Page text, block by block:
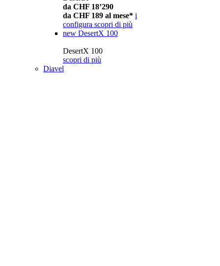
da CHF 18’290
da CHF 189 al mese* i
configura scopri di più
new DesertX 100
DesertX 100
scopri di più
Diavel